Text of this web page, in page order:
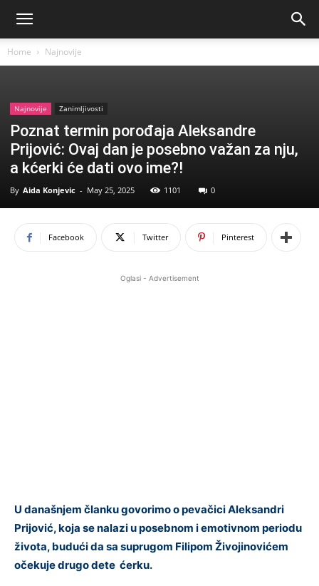
Home Najnovije
Najnovije Zanimljivosti
Poznat termin porođaja Aleksandre
Prijović: Ovaj dan je posebno važan za nju,
a kćerki će dati ovo ime?!
By Aida Konjevic - May 25, 2025 1101 0
Facebook Twitter Pinterest
Oglasi - Advertisement
U današnjem članku govorimo o pevačici Aleksandri
Prijović, koja se nalazi u posebnom i emotivnom periodu
života, budući da sa suprugom Filipom Živojinovićem
očekuje drugo dete ćerku.